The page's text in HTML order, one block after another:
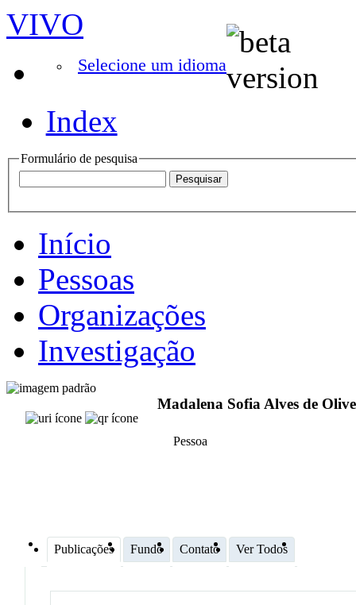
VIVO
Selecione um idioma
Index
Formulário de pesquisa
Início
Pessoas
Organizações
Investigação
Madalena Sofia Alves de
Pessoa
Publicações Fundo Contato Ver Todos